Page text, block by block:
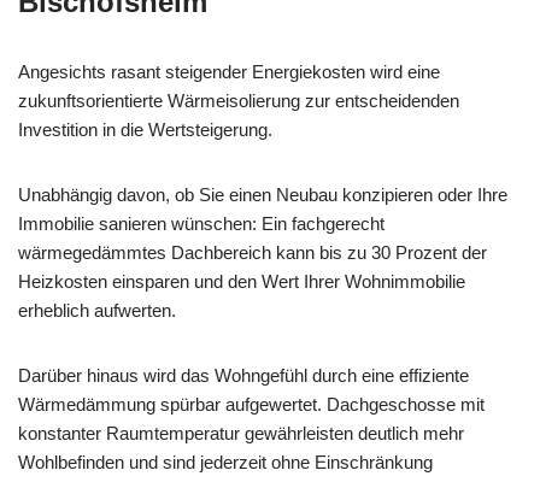
Angesichts rasant steigender Energiekosten wird eine
zukunftsorientierte Wärmeisolierung zur entscheidenden
Investition in die Wertsteigerung.
Unabhängig davon, ob Sie einen Neubau konzipieren oder Ihre
Immobilie sanieren wünschen: Ein fachgerecht
wärmegedämmtes Dachbereich kann bis zu 30 Prozent der
Heizkosten einsparen und den Wert Ihrer Wohnimmobilie
erheblich aufwerten.
Darüber hinaus wird das Wohngefühl durch eine effiziente
Wärmedämmung spürbar aufgewertet. Dachgeschosse mit
konstanter Raumtemperatur gewährleisten deutlich mehr
Wohlbefinden und sind jederzeit ohne Einschränkung